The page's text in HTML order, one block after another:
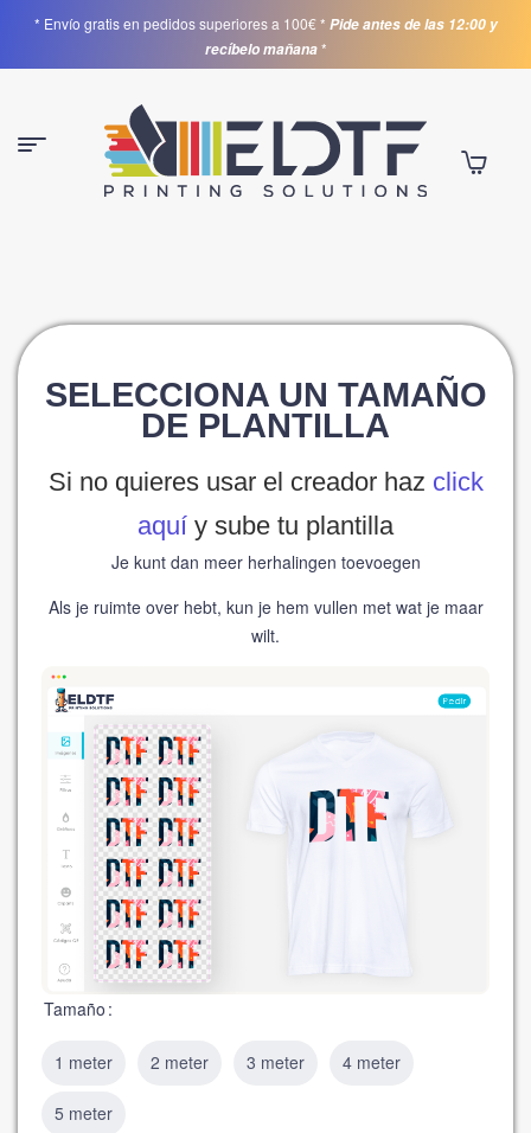
* Envío gratis en pedidos superiores a 100€ * Pide antes de las 12:00 y
recíbelo mañana*
SELECCIONA UN TAMAÑO
DE PLANTILLA
Si no quieres usar el creador haz click
aquí y sube tu plantilla
Je kunt dan meer herhalingen toevoegen
Als je ruimte over hebt, kun je hem vullen met wat je maar
wilt.
Tamaño
1 meter 2 meter 3 meter 4 meter
5 meter